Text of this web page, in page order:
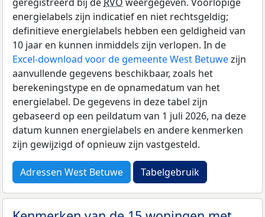
energielabels zijn indicatief en niet rechtsgeldig;
definitieve energielabels hebben een geldigheid van
10 jaar en kunnen inmiddels zijn verlopen. In de
Excel-download voor de gemeente West Betuwezijn
aanvullende gegevens beschikbaar, zoals het
berekeningstype en de opnamedatum van het
energielabel. De gegevens in deze tabel zijn
gebaseerd op een peildatum van 1 juli 2026, na deze
datum kunnen energielabels en andere kenmerken
zijn gewijzigd of opnieuw zijn vastgesteld.
Adressen West Betuwe Tabelgebruik